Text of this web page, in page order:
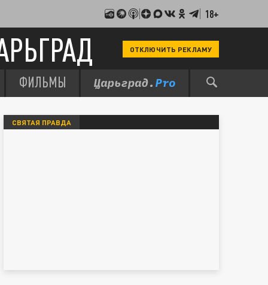
18+
ОТКЛЮЧИТЬ РЕКЛАМУ
ФИЛЬМЫ
СВЯТАЯ ПРАВДА